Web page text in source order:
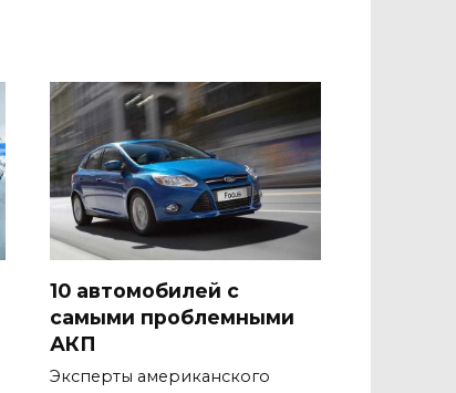
10 автомобилей с
самыми проблемными
АКП
Эксперты американского